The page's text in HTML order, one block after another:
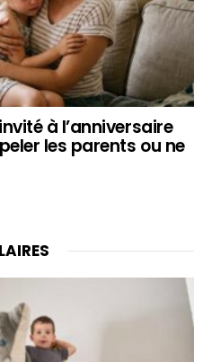
à l’anniversaire
les parents ou ne